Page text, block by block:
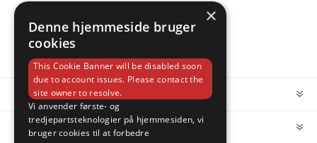
MIN KONTO
×
Denne hjemmeside bruger
cookies
This Cookie Banner will be disabled soon
due to account issues. Please contact the
site owner to resolve.
Vi anvender første- og
tredjepartsteknologier på hjemmesiden, vi
bruger cookies til at forbedre